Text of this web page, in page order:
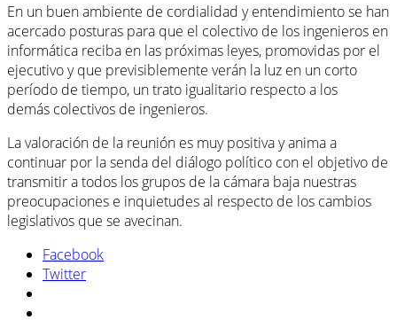
En un buen ambiente de cordialidad y entendimiento se han
acercado posturas para que el colectivo de los ingenieros en
informática reciba en las próximas leyes, promovidas por el
ejecutivo y que previsiblemente verán la luz en un corto
período de tiempo, un trato igualitario respecto a los
demás colectivos de ingenieros.
La valoración de la reunión es muy positiva y anima a
continuar por la senda del diálogo político con el objetivo de
transmitir a todos los grupos de la cámara baja nuestras
preocupaciones e inquietudes al respecto de los cambios
legislativos que se avecinan.
Facebook
Twitter